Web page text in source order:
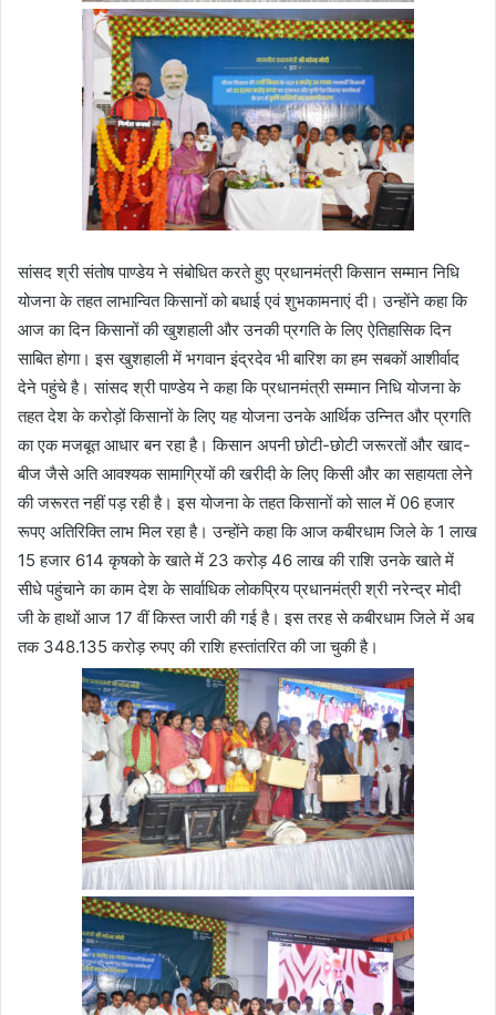
सांसद श्री संतोष पाण्डेय ने संबोधित करते हुए प्रधानमंत्री किसान सम्मान निधि
योजना के तहत लाभान्वित किसानों को बधाई एवं शुभकामनाएं दी। उन्होंने कहा कि
आज का दिन किसानों की खुशहाली और उनकी प्रगति के लिए ऐतिहासिक दिन
साबित होगा। इस खुशहाली में भगवान इंद्रदेव भी बारिश का हम सबकों आशीर्वाद
देने पहुंचे है। सांसद श्री पाण्डेय ने कहा कि प्रधानमंत्री सम्मान निधि योजना के
तहत देश के करोड़ों किसानों के लिए यह योजना उनके आर्थिक उन्नित और प्रगति
का एक मजबूत आधार बन रहा है। किसान अपनी छोटी-छोटी जरूरतों और खाद-
बीज जैसे अति आवश्यक सामाग्रियों की खरीदी के लिए किसी और का सहायता लेने
की जरूरत नहीं पड़ रही है। इस योजना के तहत किसानों को साल में 06 हजार
रूपए अतिरिक्ति लाभ मिल रहा है। उन्होंने कहा कि आज कबीरधाम जिले के 1 लाख
15 हजार 614 कृषको के खाते में 23 करोड़ 46 लाख की राशि उनके खाते में
सीधे पहुंचाने का काम देश के सार्वाधिक लोकप्रिय प्रधानमंत्री श्री नरेन्द्र मोदी
जी के हाथों आज 17 वीं किस्त जारी की गई है। इस तरह से कबीरधाम जिले में अब
तक 348.135 करोड़ रुपए की राशि हस्तांतरित की जा चुकी है।